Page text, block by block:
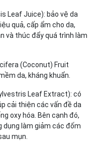
Leaf Juice): bảo vệ da
quả, cấp ẩm cho da,
và thúc đẩy quá trình làm
(Coconut) Fruit
da, kháng khuẩn.
Leaf Extract): có
cải thiện các vấn đề da
oxy hóa. Bên cạnh đó,
dụng làm giảm các đốm
mụn.